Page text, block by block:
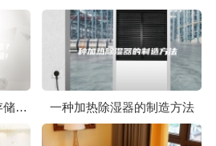
梅雨季，粮食如何安全存储？这份除湿防潮攻略抢先收藏! 一种加热除湿器的制造方法